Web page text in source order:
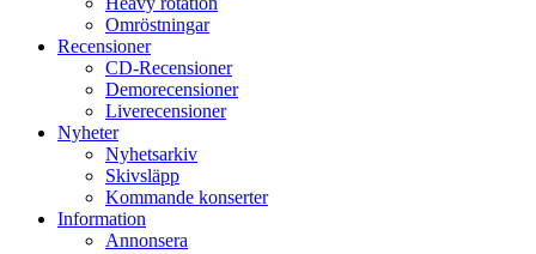
Omröstningar
Recensioner
CD-Recensioner
Demorecensioner
Liverecensioner
Nyheter
Nyhetsarkiv
Skivsläpp
Kommande konserter
Information
Annonsera